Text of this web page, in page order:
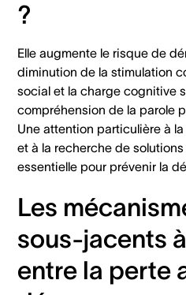
?
Elle augmente le risque de
diminution de la stimulation
social et la charge cognitive
compréhension de la parole
Une attention particulière à
et à la recherche de
essentielle pour prévenir la
Les
sous-jacents
entre la perte